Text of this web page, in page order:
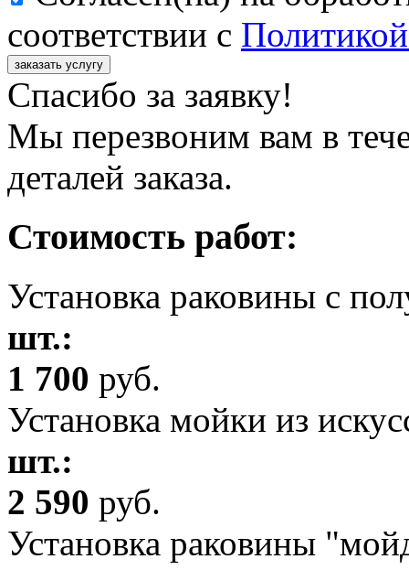
соответствии с
заказать услугу
Спасибо за заявку!
Мы перезвоним вам в
деталей заказа.
Стоимость работ:
Установка раковины с
шт.:
1 700 руб.
Установка мойки из
шт.:
2 590 руб.
Установка раковины